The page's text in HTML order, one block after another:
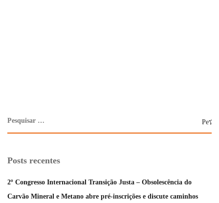
Posts recentes
2º Congresso Internacional Transição Justa – Obsolescência do
Carvão Mineral e Metano abre pré-inscrições e discute caminhos